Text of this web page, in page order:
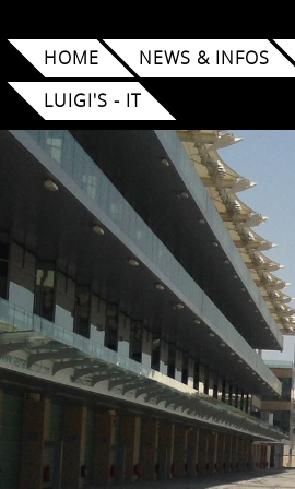
HOME NEWS & INFOS
LUIGI'S - IT